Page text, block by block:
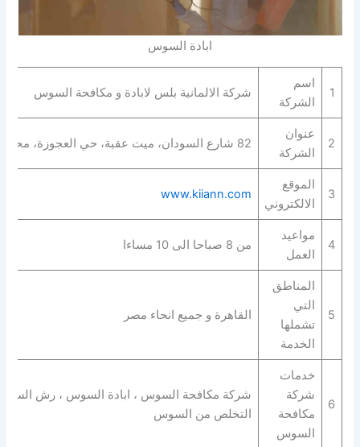
ابادة السوس
1
اسم
الشركة
شركة الالمانية بلس لابادة و مكافحة السوس
2
عنوان
الشركة
82 شارع السودان، ميت عقبة، حي العجوزة، محافظة الجيزة 3754408
3
الموقع
الالكتروني
www.kiiann.com
4
مواعيد
العمل
من 8 صباحا الى 10 مساءا
5
المناطق
التي
تشملها
الخدمة
القاهرة و جميع انحاء مصر
6
خدمات
شركة
مكافحة
السوس
شركة مكافحة السوس ، ابادة السوس ، رش
التخلص من السوس